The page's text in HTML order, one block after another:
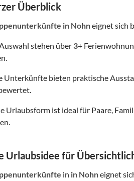
Überblick
in Nohneignet sich
stehen über 3+
Unterkünfte bieten praktische
Urlaubsform ist ideal für Paare,
Urlaubsidee für
in in Nohneignet